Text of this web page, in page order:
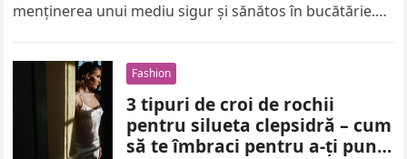
menținerea unui mediu sigur și sănătos în bucătărie.
Fashion
3 tipuri de croi de rochii
pentru silueta clepsidră – cum
să te îmbraci pentru a-ți pune